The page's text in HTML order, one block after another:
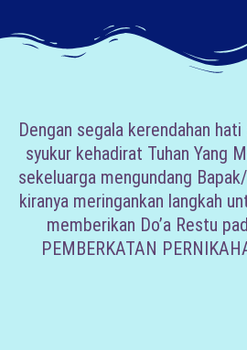
Dengan segala kerendahan
syukur kehadirat Tuhan Yang
sekeluarga mengundang
kiranya meringankan langkah
memberikan Do’a Restu
PEMBERKATAN